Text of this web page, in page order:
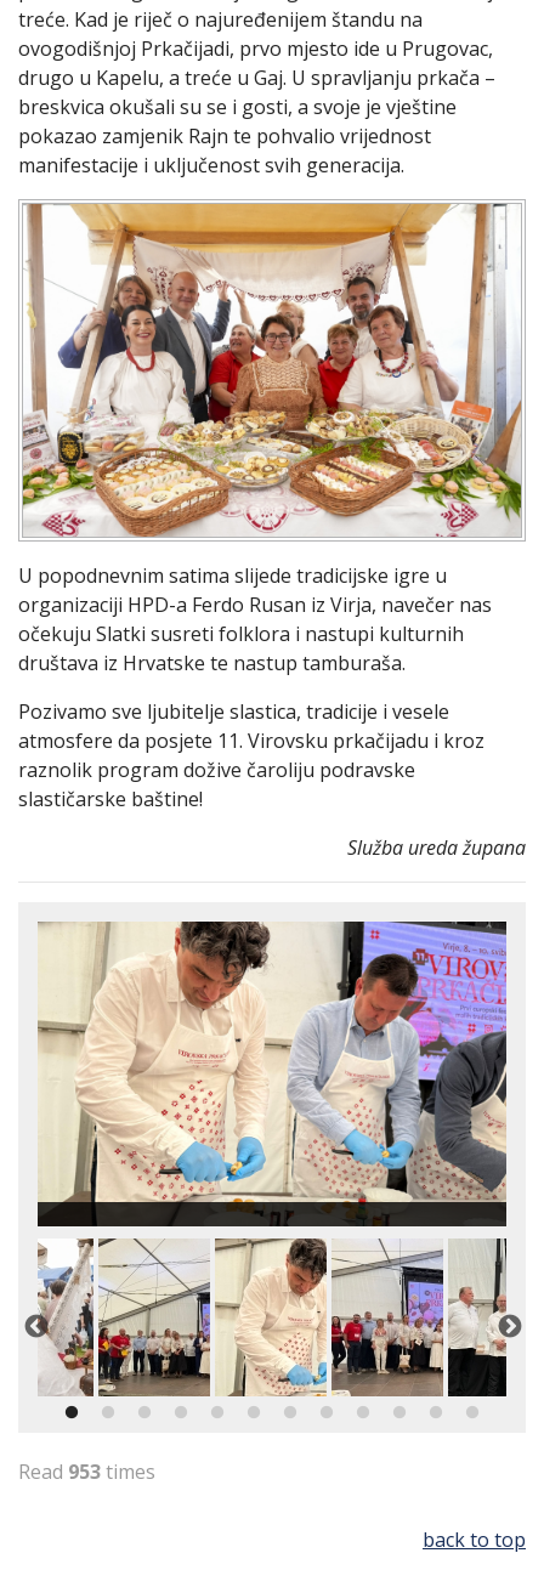
treće. Kad je riječ o najuređenijem štandu na
ovogodišnjoj Prkačijadi, prvo mjesto ide u Prugovac,
drugo u Kapelu, a treće u Gaj. U spravljanju prkača –
breskvica okušali su se i gosti, a svoje je vještine
pokazao zamjenik Rajn te pohvalio vrijednost
manifestacije i uključenost svih generacija.
U popodnevnim satima slijede tradicijske igre u
organizaciji HPD-a Ferdo Rusan iz Virja, navečer nas
očekuju Slatki susreti folklora i nastupi kulturnih
društava iz Hrvatske te nastup tamburaša.
Pozivamo sve ljubitelje slastica, tradicije i vesele
atmosfere da posjete 11. Virovsku prkačijadu i kroz
raznolik program dožive čaroliju podravske
slastičarske baštine!
Služba ureda župana
Read 953times
back to top